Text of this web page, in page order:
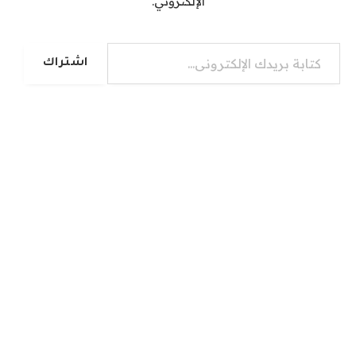
كتابة بريدك الإلكتروني...
اشتراك